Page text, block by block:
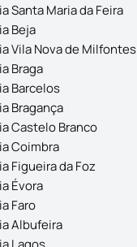
Santa Maria da Feira
Beja
Vila Nova de Milfontes
Braga
Barcelos
Bragança
Castelo Branco
Coimbra
Figueira da Foz
Évora
Faro
Albufeira